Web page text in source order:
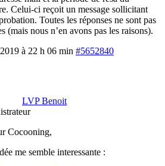
Celui-ci reçoit un message sollicitant
Toutes les réponses ne sont pas
(mais nous n’en avons pas les raisons).
à 22 h 06 min #5652840
LVP Benoit
Cocooning,
me semble interessante :